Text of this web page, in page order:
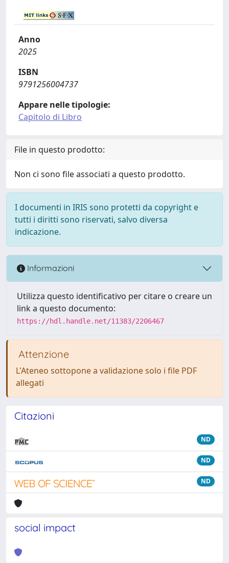
Anno
2025
ISBN
9791256004737
Appare nelle tipologie:
Capitolo di Libro
File in questo prodotto:
Non ci sono file associati a questo prodotto.
I documenti in IRIS sono protetti da copyright e
tutti i diritti sono riservati, salvo diversa
indicazione.
Informazioni
Utilizza questo identificativo per citare o creare un
link a questo documento:
https://hdl.handle.net/11383/2206467
Attenzione
L'Ateneo sottopone a validazione solo i file PDF
allegati
Citazioni
ND
ND
ND
social impact